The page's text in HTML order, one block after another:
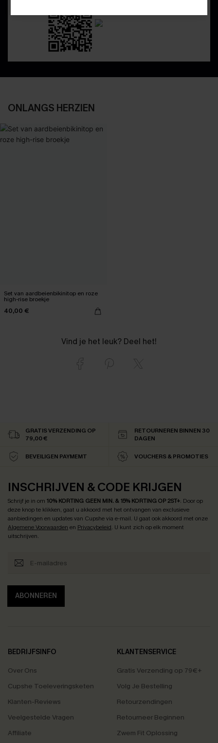
ONLANGS HERZIEN
Set van aardbeienbikinitop en roze
high-rise broekje
40,00 €
Vind je het leuk? Deel het!
GRATIS VERZENDING OP
79,00 €
RETOURNEREN BINNEN 30
DAGEN
BEVEILIGEN PAYMEMT VOUCHERS & PROMOTIES
INSCHRIJVEN & CODE KRIJGEN
Schrijf je in om 10% KORTING GEEN MIN. & 15% KORTING OP 2ST+. Door op
deze knop te klikken, gaat u akkoord met het ontvangen van exclusieve
aanbiedingen en updates van Cupshe via e-mail. U gaat ook akkoord met onze
Algemene Voorwaarden en Privacybeleid. U kunt zich op elk moment
uitschrijven.
ABONNEREN
BEDRIJFSINFO
Over Ons
Cupshe Toeleveringsketen
Klanten-Reviews
Veelgestelde Vragen
Affiliate
KLANTENSERVICE
Gratis Verzending op 79€+
Volg Je Bestelling
Retourzendingen
Retourneer Beginnen
Zwem Fit Oplossing